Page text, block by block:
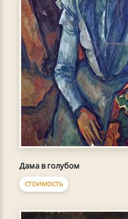
Дама в голубом
СТОИМОСТЬ